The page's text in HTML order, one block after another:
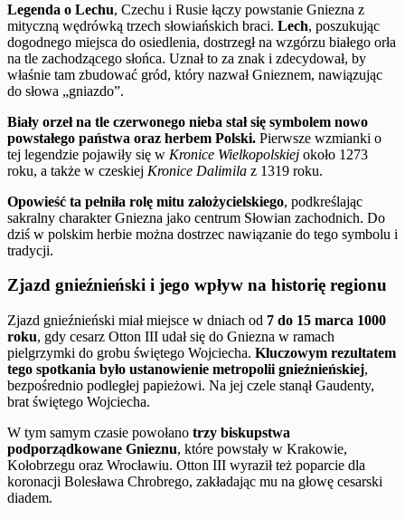
Legenda o Lechu, Czechu i Rusie łączy powstanie Gniezna z
mityczną wędrówką trzech słowiańskich braci. Lech, poszukując
dogodnego miejsca do osiedlenia, dostrzegł na wzgórzu białego orła
na tle zachodzącego słońca. Uznał to za znak i zdecydował, by
właśnie tam zbudować gród, który nazwał Gnieznem, nawiązując
do słowa „gniazdo”.
Biały orzeł na tle czerwonego nieba stał się symbolem nowo
powstałego państwa oraz herbem Polski. Pierwsze wzmianki o
tej legendzie pojawiły się w Kronice Wielkopolskiej około 1273
roku, a także w czeskiej Kronice Dalimila z 1319 roku.
Opowieść ta pełniła rolę mitu założycielskiego, podkreślając
sakralny charakter Gniezna jako centrum Słowian zachodnich. Do
dziś w polskim herbie można dostrzec nawiązanie do tego symbolu i
tradycji.
Zjazd gnieźnieński i jego wpływ na historię regionu
Zjazd gnieźnieński miał miejsce w dniach od 7 do 15 marca 1000
roku, gdy cesarz Otton III udał się do Gniezna w ramach
pielgrzymki do grobu świętego Wojciecha. Kluczowym rezultatem
tego spotkania było ustanowienie metropolii gnieźnieńskiej,
bezpośrednio podległej papieżowi. Na jej czele stanął Gaudenty,
brat świętego Wojciecha.
W tym samym czasie powołano trzy biskupstwa
podporządkowane Gnieznu, które powstały w Krakowie,
Kołobrzegu oraz Wrocławiu. Otton III wyraził też poparcie dla
koronacji Bolesława Chrobrego, zakładając mu na głowę cesarski
diadem.